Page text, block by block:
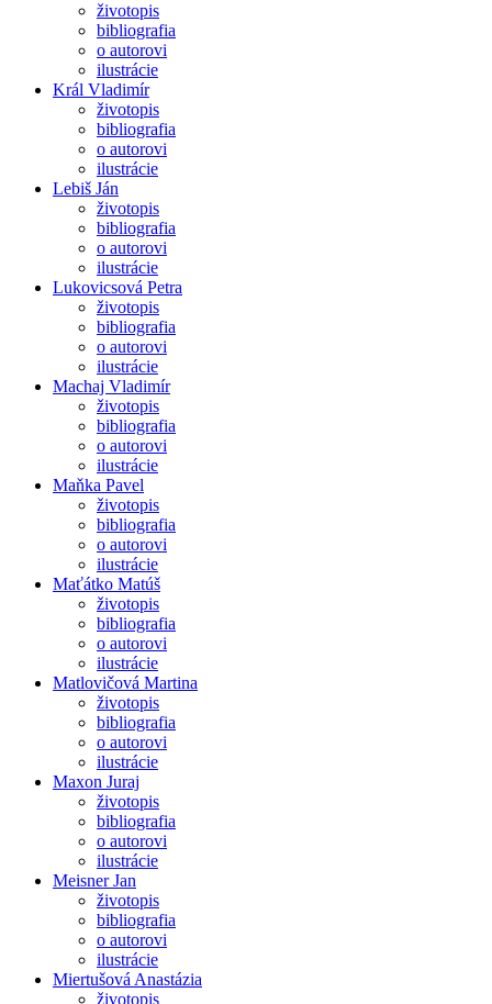
životopis
bibliografia
o autorovi
ilustrácie
Král Vladimír
životopis
bibliografia
o autorovi
ilustrácie
Lebiš Ján
životopis
bibliografia
o autorovi
ilustrácie
Lukovicsová Petra
životopis
bibliografia
o autorovi
ilustrácie
Machaj Vladimír
životopis
bibliografia
o autorovi
ilustrácie
Maňka Pavel
životopis
bibliografia
o autorovi
ilustrácie
Maťátko Matúš
životopis
bibliografia
o autorovi
ilustrácie
Matlovičová Martina
životopis
bibliografia
o autorovi
ilustrácie
Maxon Juraj
životopis
bibliografia
o autorovi
ilustrácie
Meisner Jan
životopis
bibliografia
o autorovi
ilustrácie
Miertušová Anastázia
životopis